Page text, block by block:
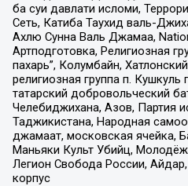
ба суи давлати исломи,
Сеть, Катиба Таухид валь-
Ахлю Сунна Валь Джамаа,
Артподготовка, Религиозная
пахарь”, Колумбайн,
религиозная группа п.
татарский добровольческий
Челебиджихана, Азов, Партия
Таджикистана, Народная
джамаат, московская ячейка,
Маньяки Культ Убийц,
Легион Свобода России,
корпус